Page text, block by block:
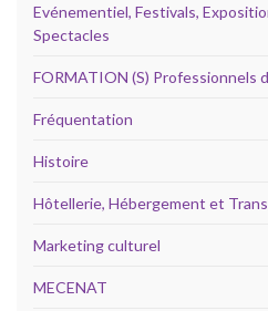
Evénementiel, Festivals,
Spectacles
FORMATION (S) Professionnels
Fréquentation
Histoire
Hôtellerie, Hébergement et
Marketing culturel
MECENAT